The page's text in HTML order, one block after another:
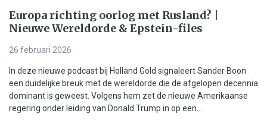
Europa richting oorlog met Rusland? |
Nieuwe Wereldorde & Epstein-files
26 februari 2026
In deze nieuwe podcast bij Holland Gold signaleert Sander Boon
een duidelijke breuk met de wereldorde die de afgelopen decennia
dominant is geweest. Volgens hem zet de nieuwe Amerikaanse
regering onder leiding van Donald Trump in op een...